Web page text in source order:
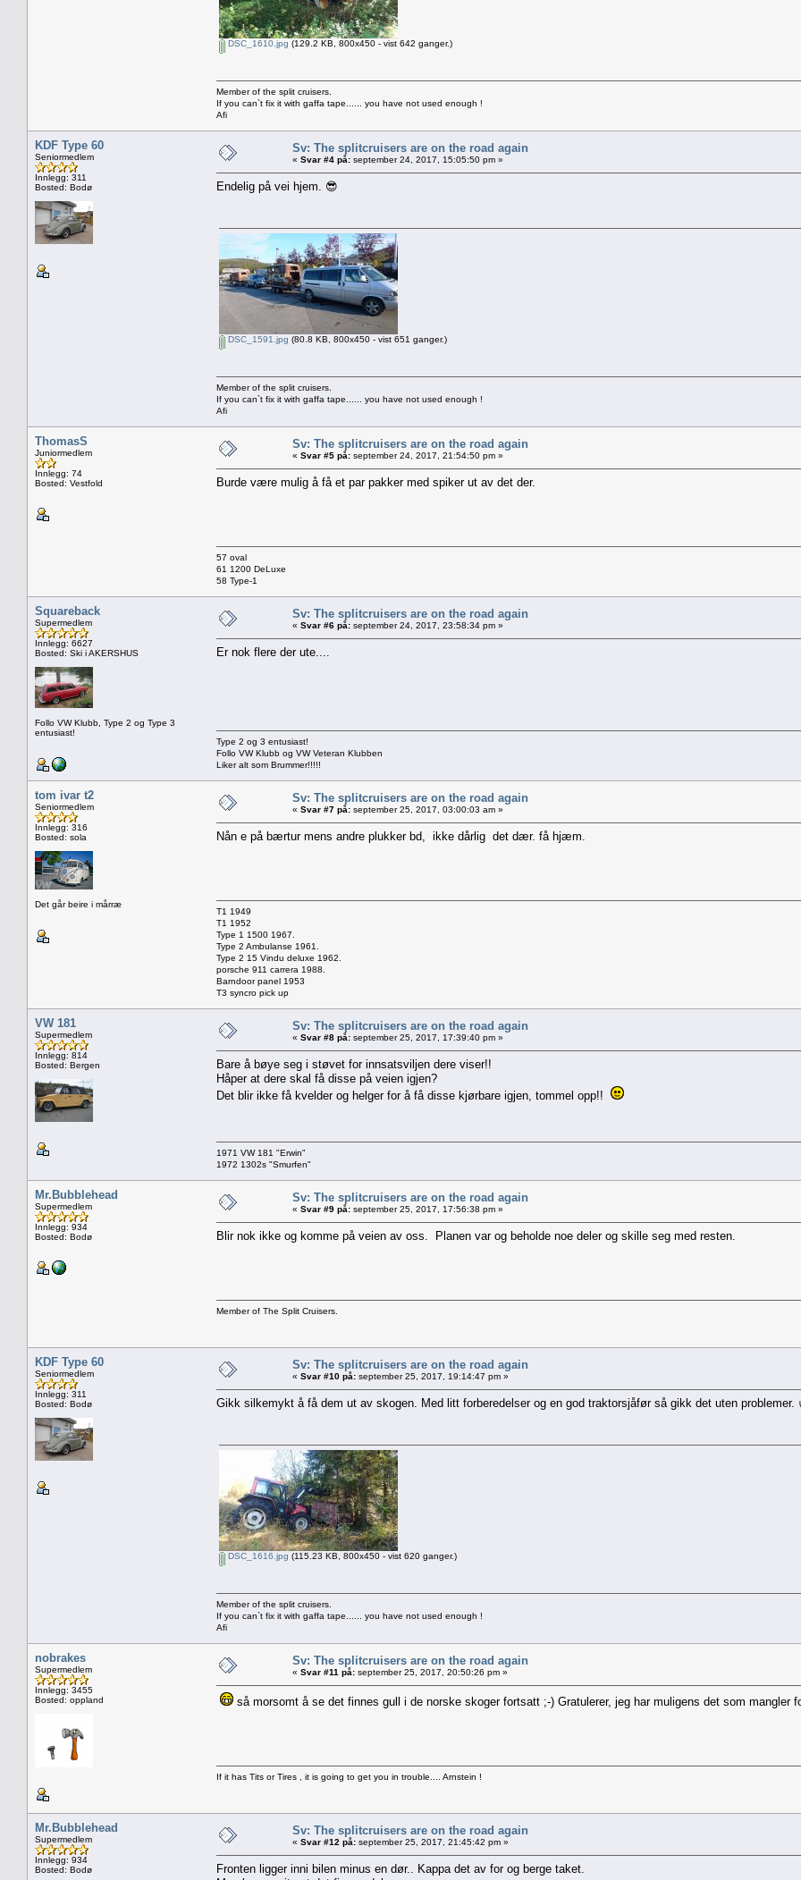
DSC_1610.jpg (129.2 KB, 800x450 - vist 642 ganger.)
Member of the split cruisers.
If you can`t fix it with gaffa tape...... you have not used enough !
Afi
KDF Type 60
Seniormedlem
Innlegg: 311
Bosted: Bodø
Sv: The splitcruisers are on the road again
« Svar #4 på: september 24, 2017, 15:05:50 pm »
Endelig på vei hjem. 😎
DSC_1591.jpg (80.8 KB, 800x450 - vist 651 ganger.)
Member of the split cruisers.
If you can`t fix it with gaffa tape...... you have not used enough !
Afi
ThomasS
Juniormedlem
Innlegg: 74
Bosted: Vestfold
Sv: The splitcruisers are on the road again
« Svar #5 på: september 24, 2017, 21:54:50 pm »
Burde være mulig å få et par pakker med spiker ut av det der.
57 oval
61 1200 DeLuxe
58 Type-1
Squareback
Supermedlem
Innlegg: 6627
Bosted: Ski i AKERSHUS
Follo VW Klubb, Type 2 og Type 3
entusiast!
Sv: The splitcruisers are on the road again
« Svar #6 på: september 24, 2017, 23:58:34 pm »
Er nok flere der ute....
Type 2 og 3 entusiast!
Follo VW Klubb og VW Veteran Klubben
Liker alt som Brummer!!!!!
tom ivar t2
Seniormedlem
Innlegg: 316
Bosted: sola
Det går beire i mårræ
Sv: The splitcruisers are on the road again
« Svar #7 på: september 25, 2017, 03:00:03 am »
Nån e på bærtur mens andre plukker bd, ikke dårlig det dær. få hjæm.
T1 1949
T1 1952
Type 1 1500 1967.
Type 2 Ambulanse 1961.
Type 2 15 Vindu deluxe 1962.
porsche 911 carrera 1988.
Barndoor panel 1953
T3 syncro pick up
VW 181
Supermedlem
Innlegg: 814
Bosted: Bergen
Sv: The splitcruisers are on the road again
« Svar #8 på: september 25, 2017, 17:39:40 pm »
Bare å bøye seg i støvet for innsatsviljen dere viser!!
Håper at dere skal få disse på veien igjen?
Det blir ikke få kvelder og helger for å få disse kjørbare igjen, tommel opp!!
1971 VW 181 "Erwin"
1972 1302s "Smurfen"
Mr.Bubblehead
Supermedlem
Innlegg: 934
Bosted: Bodø
Sv: The splitcruisers are on the road again
« Svar #9 på: september 25, 2017, 17:56:38 pm »
Blir nok ikke og komme på veien av oss. Planen var og beholde noe deler og skille seg med resten.
Member of The Split Cruisers.
KDF Type 60
Seniormedlem
Innlegg: 311
Bosted: Bodø
Sv: The splitcruisers are on the road again
« Svar #10 på: september 25, 2017, 19:14:47 pm »
Gikk silkemykt å få dem ut av skogen. Med litt forberedelser og en god traktorsjåfør så gikk det uten problemer.
DSC_1616.jpg (115.23 KB, 800x450 - vist 620 ganger.)
Member of the split cruisers.
If you can`t fix it with gaffa tape...... you have not used enough !
Afi
nobrakes
Supermedlem
Innlegg: 3455
Bosted: oppland
Sv: The splitcruisers are on the road again
« Svar #11 på: september 25, 2017, 20:50:26 pm »
så morsomt å se det finnes gull i de norske skoger fortsatt ;-) Gratulerer, jeg har muligens det som mangler
If it has Tits or Tires , it is going to get you in trouble.... Arnstein !
Mr.Bubblehead
Supermedlem
Innlegg: 934
Bosted: Bodø
Sv: The splitcruisers are on the road again
« Svar #12 på: september 25, 2017, 21:45:42 pm »
Fronten ligger inni bilen minus en dør.. Kappa det av for og berge taket.